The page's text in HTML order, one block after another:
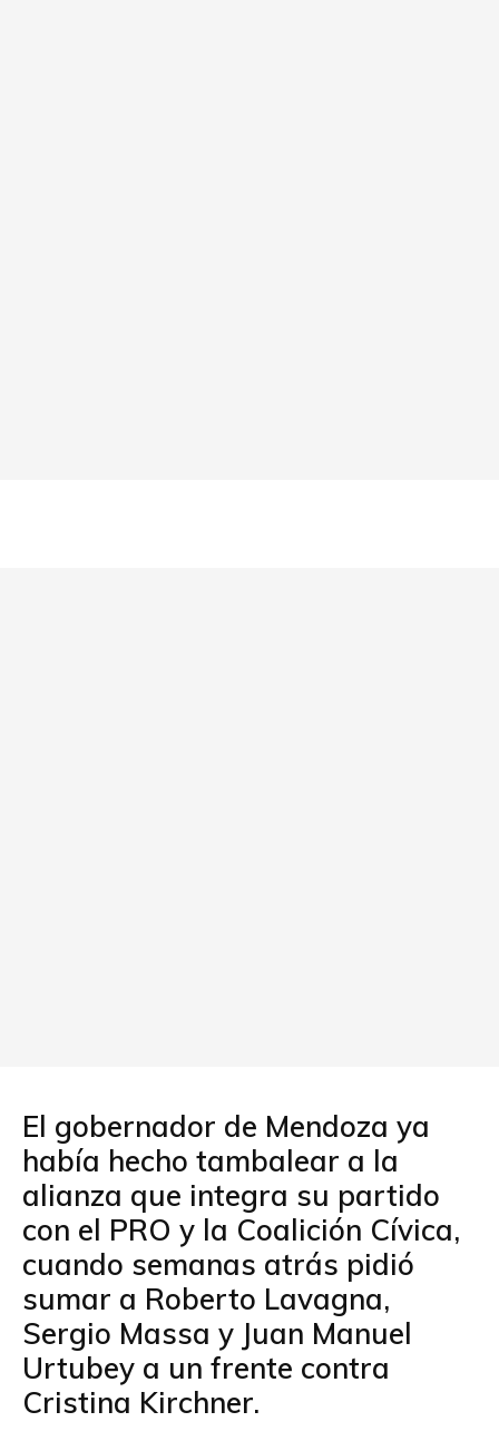
El gobernador de Mendoza ya
había hecho tambalear a la
alianza que integra su partido
con el PRO y la Coalición Cívica,
cuando semanas atrás pidió
sumar a Roberto Lavagna,
Sergio Massa y Juan Manuel
Urtubey a un frente contra
Cristina Kirchner.